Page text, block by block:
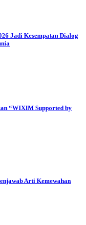
Jadi Kesempatan Dialog
“WIXIM Supported by
Arti Kemewahan